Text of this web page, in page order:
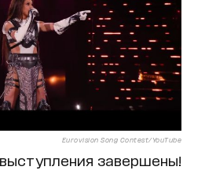
Eurovision Song Contest/YouTube
завершены!